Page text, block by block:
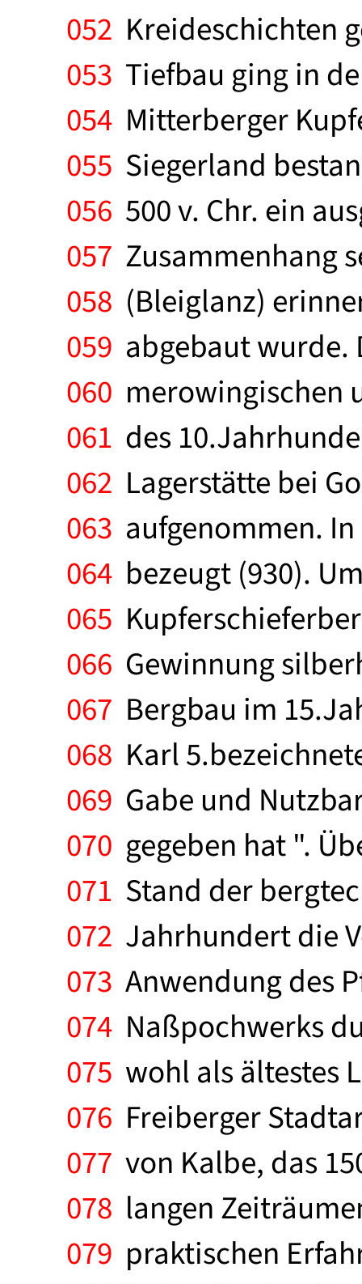
052 Kreideschichten
053 Tiefbau ging in
054 Mitterberger
055 Siegerland
056 500 v. Chr. ein
057 Zusammenhang
058 (Bleiglanz)
059 abgebaut wurde.
060 merowingischen
061 des
062 Lagerstätte bei
063 aufgenommen.
064 bezeugt (930).
065
066 Gewinnung
067 Bergbau im
068 Karl
069 Gabe und
070 gegeben hat ".
071 Stand der
072 Jahrhundert die
073 Anwendung des
074 Naßpochwerks
075 wohl als ältestes
076 Freiberger
077 von Kalbe, das
078 langen
079 praktischen